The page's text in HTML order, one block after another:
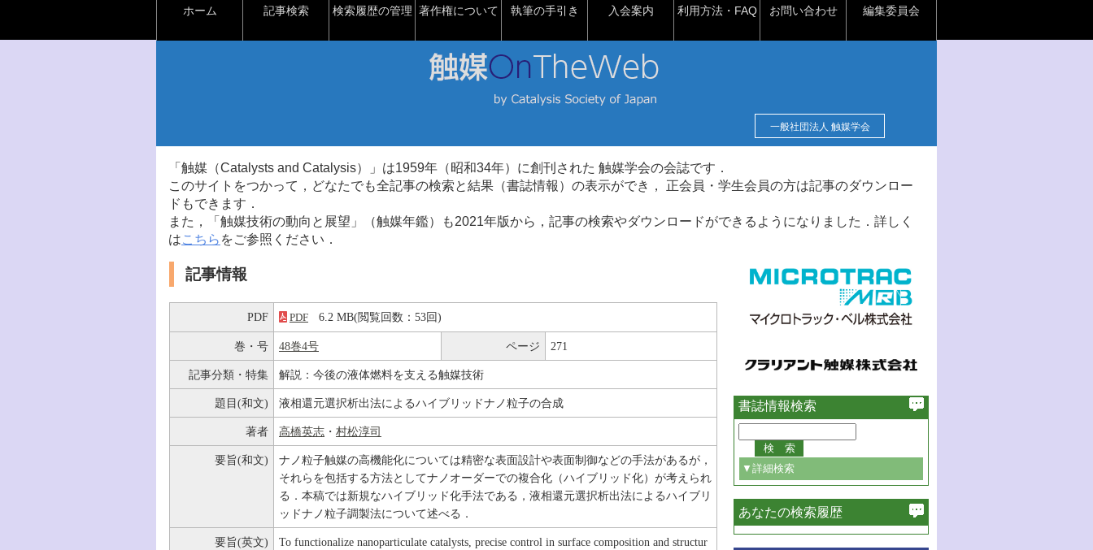
ホーム 記事検索 検索履歴の管理 著作権について 執筆の手引き 入会案内 利用方法・FAQ お問い合わせ 編集委員会
一般社団法人 触媒学会
「触媒（Catalysts and Catalysis）」は1959年（昭和34年）に創刊された 触媒学会の会誌です．
このサイトをつかって，どなたでも全記事の検索と結果（書誌情報）の表示ができ， 正会員・学生会員の方は記事のダウンロー
ドもできます．
また，「触媒技術の動向と展望」（触媒年鑑）も2021年版から，記事の検索やダウンロードができるようになりました．詳しく
はこちら をご参照ください．
記事情報
PDF PDF 6.2 MB(閲覧回数：53回)
巻・号 48巻4号 ページ 271
記事分類・特集 解説：今後の液体燃料を支える触媒技術
題目(和文) 液相還元選択析出法によるハイブリッドナノ粒子の合成
著者 高橋英志 ・ 村松淳司
要旨(和文)
ナノ粒子触媒の高機能化については精密な表面設計や表面制御などの手法があるが，
それらを包括する方法としてナノオーダーでの複合化（ハイブリッド化）が考えられ
る．本稿では新規なハイブリッド化手法である，液相還元選択析出法によるハイブリ
ッドナノ粒子調製法について述べる．
要旨(英文)
To functionalize nanoparticulate catalysts, precise control in surface composition and structur
書誌情報検索
▼詳細検索
必ず含む
あなたの検索履歴